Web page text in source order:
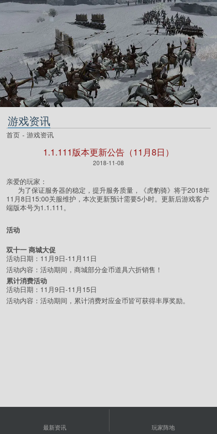
游戏资讯
首页 游戏资讯
1.1.111版本更新公告（11月8日）
2018-11-08
亲爱的玩家：
为了保证服务器的稳定，提升服务质量，《虎豹骑》将于2018年
11月8日15:00关服维护，本次更新预计需要5小时。更新后游戏客户
端版本号为1.1.111。
活动
双十一 商城大促
活动日期：11月9日-11月11日
活动内容：活动期间，商城部分金币道具六折销售！
累计消费活动
活动日期：11月9日-11月15日
活动内容：活动期间，累计消费对应金币皆可获得丰厚奖励。
最新资讯 玩家阵地